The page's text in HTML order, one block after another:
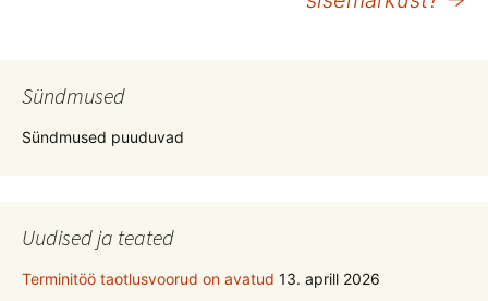
Sündmused
Sündmused puuduvad
Uudised ja teated
Terminitöö taotlusvoorud on avatud 13. aprill 2026